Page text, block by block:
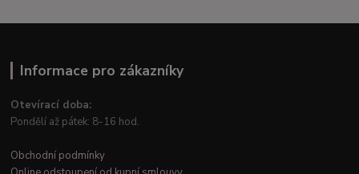
Informace pro zákazníky
Otevírací doba:
Pondělí až pátek: 8-16 hod.
Obchodní podmínky